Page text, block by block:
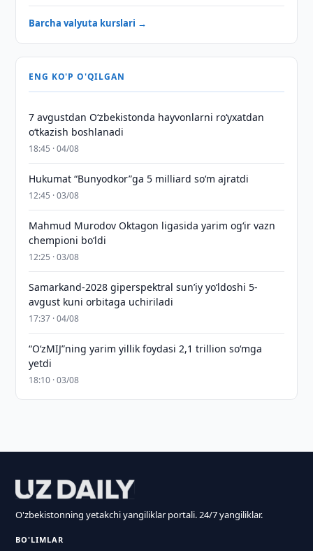
Barcha valyuta kurslari →
ENG KO'P O'QILGAN
7 avgustdan O‘zbekistonda hayvonlarni ro‘yxatdan
o‘tkazish boshlanadi
18:45 · 04/08
Hukumat “Bunyodkor”ga 5 milliard so‘m ajratdi
12:45 · 03/08
Mahmud Murodov Oktagon ligasida yarim og‘ir vazn
chempioni bo‘ldi
12:25 · 03/08
Samarkand-2028 giperspektral sun’iy yo‘ldoshi 5-
avgust kuni orbitaga uchiriladi
17:37 · 04/08
“O‘zMIJ”ning yarim yillik foydasi 2,1 trillion so‘mga
yetdi
18:10 · 03/08
O'zbekistonning yetakchi yangiliklar portali. 24/7 yangiliklar.
BO'LIMLAR